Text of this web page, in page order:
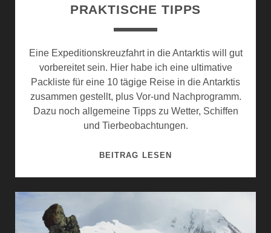
PRAKTISCHE TIPPS
Eine Expeditionskreuzfahrt in die Antarktis will gut
vorbereitet sein. Hier habe ich eine ultimative
Packliste für eine 10 tägige Reise in die Antarktis
zusammen gestellt, plus Vor-und Nachprogramm.
Dazu noch allgemeine Tipps zu Wetter, Schiffen
und Tierbeobachtungen.
BEITRAG LESENANTARKTIS
TIPPS